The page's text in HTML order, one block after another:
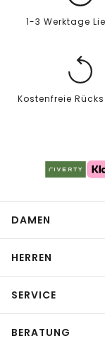
1-3 Werktage
Kostenfreie
DAMEN
HERREN
SERVICE
BERATUNG